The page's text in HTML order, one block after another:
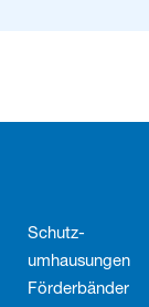
Schutz­
umhausungen
Förderbänder